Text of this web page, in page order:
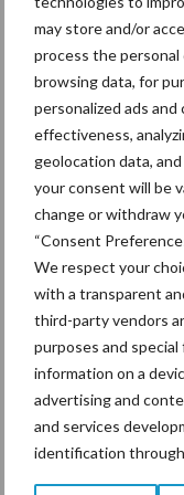
may store and/or
process the personal
browsing data, for
personalized ads
effectiveness,
geolocation data,
your consent will be
change or withdraw
“Consent
We respect your
with a transparent
third-party vendors
purposes and
information on a
advertising and
and services
identification
sociaal-, milieu- en
in het
ook gezien de
overal ter wereld
speelveld bewijst de
Noord-Ierland. Het
namens de Europese
NFU toont zich
productiestandaarden.
Bron: LTO Nederland
Aanbevolen